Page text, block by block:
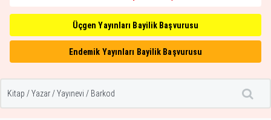
Üçgen Yayınları Bayilik Başvurusu
Endemik Yayınları Bayilik Başvurusu